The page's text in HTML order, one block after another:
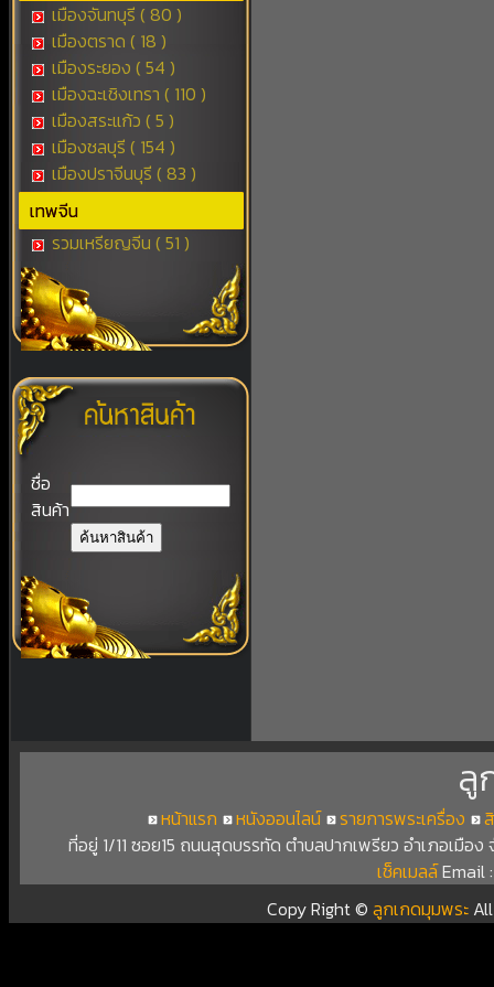
เมืองจันทบุรี ( 80 )
เมืองตราด ( 18 )
เมืองระยอง ( 54 )
เมืองฉะเชิงเทรา ( 110 )
เมืองสระแก้ว ( 5 )
เมืองชลบุรี ( 154 )
เมืองปราจีนบุรี ( 83 )
เทพจีน
รวมเหรียญจีน ( 51 )
ชื่อ
สินค้า
ลู
หน้าแรก หนังออนไลน์ รายการพระเครื่อง
ที่อยู่ 1/11 ซอย15 ถนนสุดบรรทัด ตำบลปากเพรียว อำเภอเมือ
เช็คเมลล์Email
Copy Right ©ลูกเกดมุมพระ